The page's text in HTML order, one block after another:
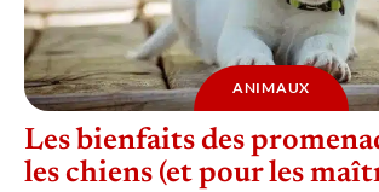
ANIMAUX
Les bienfaits des
les chiens (et pour les